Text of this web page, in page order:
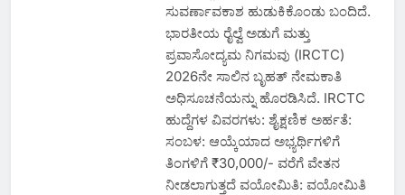
ಸುವರ್ಣಾವಕಾಶ ಹುಡುಕಿಕೊಂಡು ಬಂದಿದೆ.
ಭಾರತೀಯ ರೈಲ್ವೆ ಅಡುಗೆ ಮತ್ತು
ಪ್ರವಾಸೋದ್ಯಮ ನಿಗಮವು (IRCTC)
2026ನೇ ಸಾಲಿನ ಬೃಹತ್ ನೇಮಕಾತಿ
ಅಧಿಸೂಚನೆಯನ್ನು ಹೊರಡಿಸಿದೆ. IRCTC
ಹುದ್ದೆಗಳ ವಿವರಗಳು: ಶೈಕ್ಷಣಿಕ ಅರ್ಹತೆ:
ಸಂಬಳ: ಆಯ್ಕೆಯಾದ ಅಭ್ಯರ್ಥಿಗಳಿಗೆ
ತಿಂಗಳಿಗೆ ₹30,000/- ವರೆಗೆ ವೇತನ
ನೀಡಲಾಗುತ್ತದೆ ವಯೋಮಿತಿ: ವಯೋಮಿತಿ